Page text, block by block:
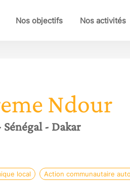
Nos objectifs Nos activités
Ndour
Sénégal - Dakar
local Action communautaire